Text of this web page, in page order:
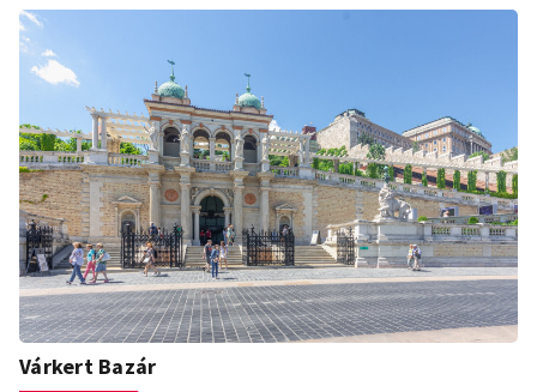
Margit híd szigetre vezető szárnya.
Várkert Bazár